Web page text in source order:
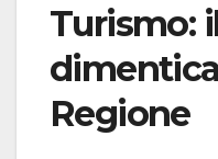
Turismo:
Regione